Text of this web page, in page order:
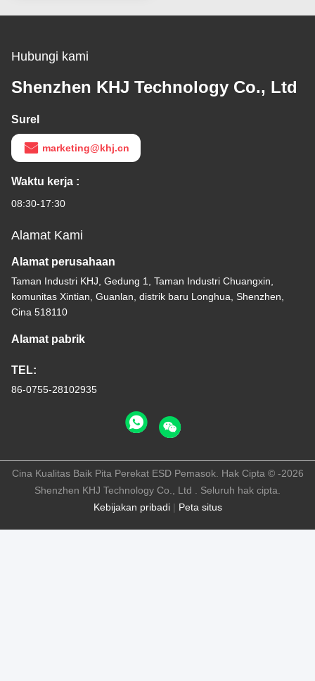
Hubungi kami
Shenzhen KHJ Technology Co., Ltd
Surel
marketing@khj.cn
Waktu kerja :
08:30-17:30
Alamat Kami
Alamat perusahaan
Taman Industri KHJ, Gedung 1, Taman Industri Chuangxin,
komunitas Xintian, Guanlan, distrik baru Longhua, Shenzhen,
Cina 518110
Alamat pabrik
TEL:
86-0755-28102935
Kebijakan pribadi| Peta situs
Cina Kualitas Baik Pita Perekat ESD Pemasok. Hak Cipta © -2026
Shenzhen KHJ Technology Co., Ltd . Seluruh hak cipta.